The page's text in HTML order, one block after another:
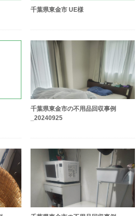
千葉県東金市 UE様
千葉県東金市の不用品回収事例
_20240925